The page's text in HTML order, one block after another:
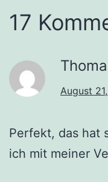
17
August
Perfekt, das hat
ich mit meiner